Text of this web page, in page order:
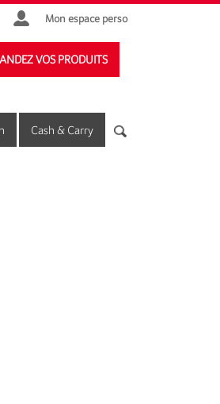
Mon espace perso
VOS PRODUITS
Cash & Carry